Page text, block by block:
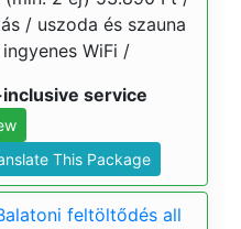
/ uszoda és szauna
WiFi /
service
This Package
feltöltődés all